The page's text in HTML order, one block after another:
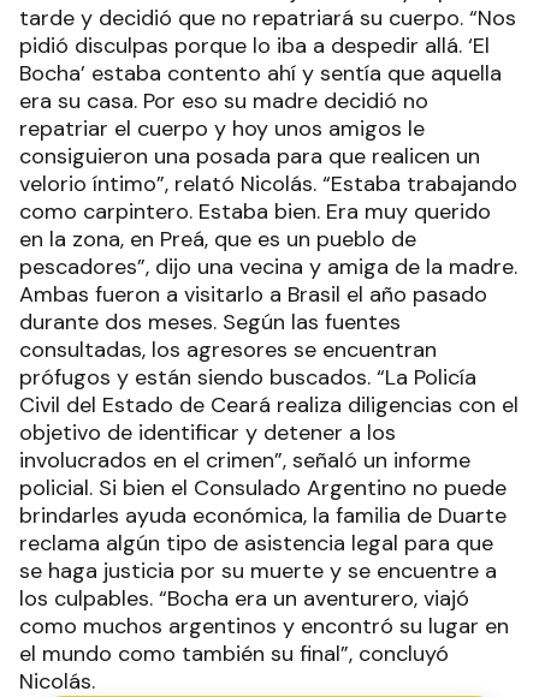
tarde y decidió que no repatriará su cuerpo. “Nos
pidió disculpas porque lo iba a despedir allá. ‘El
Bocha’ estaba contento ahí y sentía que aquella
era su casa. Por eso su madre decidió no
repatriar el cuerpo y hoy unos amigos le
consiguieron una posada para que realicen un
velorio íntimo”, relató Nicolás. “Estaba trabajando
como carpintero. Estaba bien. Era muy querido
en la zona, en Preá, que es un pueblo de
pescadores”, dijo una vecina y amiga de la madre.
Ambas fueron a visitarlo a Brasil el año pasado
durante dos meses. Según las fuentes
consultadas, los agresores se encuentran
prófugos y están siendo buscados. “La Policía
Civil del Estado de Ceará realiza diligencias con el
objetivo de identificar y detener a los
involucrados en el crimen”, señaló un informe
policial. Si bien el Consulado Argentino no puede
brindarles ayuda económica, la familia de Duarte
reclama algún tipo de asistencia legal para que
se haga justicia por su muerte y se encuentre a
los culpables. “Bocha era un aventurero, viajó
como muchos argentinos y encontró su lugar en
el mundo como también su final”, concluyó
Nicolás.